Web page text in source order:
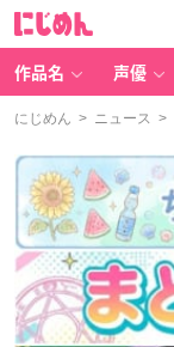
作品名 声優
にじめん > ニュース >